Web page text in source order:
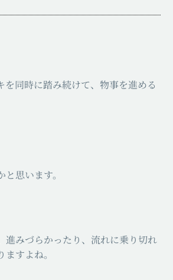
を同時に踏み続けて、物事を進める
思います。
進みづらかったり、流れに乗り切れ
すよね。